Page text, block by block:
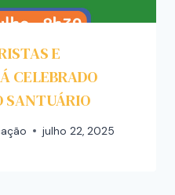
E
CELEBRADO
SANTUÁRIO
julho 22, 2025